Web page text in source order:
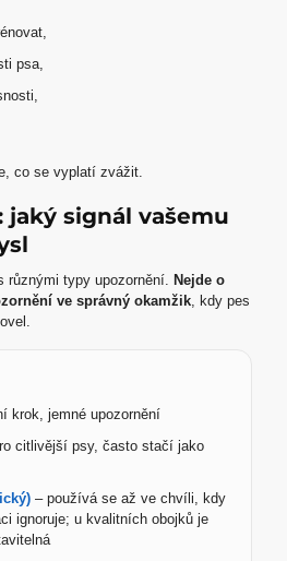
psa,
co se vyplatí zvážit.
jaký signál vašemu
typy upozornění.
Nejde o
ve správný okamžik , kdy pes
krok, jemné upozornění
citlivější psy, často stačí jako
– používá se až ve chvíli, kdy
ignoruje; u kvalitních obojků je